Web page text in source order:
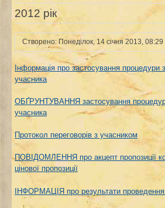
2012 рік
Створено: Понеділок, 14 січня 2013, 08:29
Інформація про застосування процедури
учасника
ОБҐРУНТУВАННЯ застосування
учасника
Протокол переговорів з учасником
ПОВІДОМЛЕННЯ про акцепт пропозиції
цінової пропозиції
ІНФОРМАЦІЯ про результати